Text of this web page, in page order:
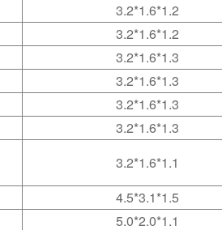
3.2*1.6*1.2
3.2*1.6*1.2
3.2*1.6*1.3
3.2*1.6*1.3
3.2*1.6*1.3
3.2*1.6*1.3
3.2*1.6*1.1
4.5*3.1*1.5
5.0*2.0*1.1